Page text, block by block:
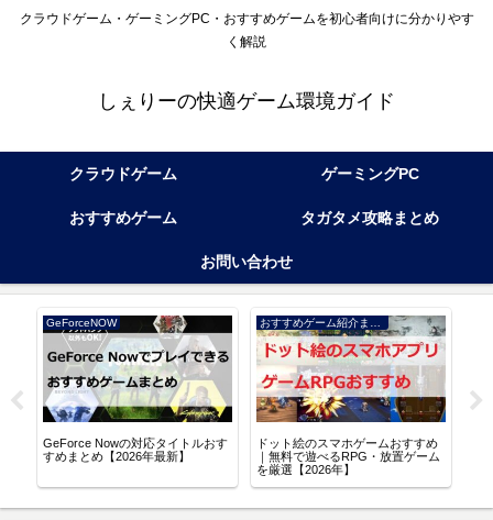
クラウドゲーム・ゲーミングPC・おすすめゲームを初心者向けに分かりやす
く解説
しぇりーの快適ゲーム環境ガイド
クラウドゲーム ゲーミングPC
おすすめゲーム タガタメ攻略まとめ
お問い合わせ
GeForceNOW
GeForce Nowの対応タイトルおす
すめまとめ【2026年最新】
ドット絵のスマホゲームおすすめ
｜無料で遊べるRPG・放置ゲーム
を厳選【2026年】